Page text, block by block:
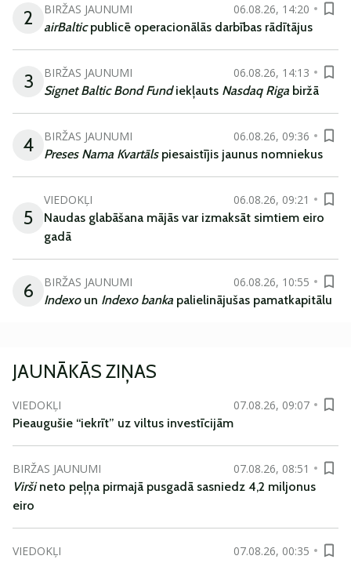
2 BIRŽAS JAUNUMI
06.08.26, 14:20
airBalticpublicē operacionālās darbības rādītājus
3 BIRŽAS JAUNUMI
06.08.26, 14:13
Signet Baltic Bond Fundiekļauts Nasdaq Riga biržā
4 BIRŽAS JAUNUMI
06.08.26, 09:36
Preses Nama Kvartāls piesaistījis jaunus nomniekus
5
VIEDOKĻI
06.08.26, 09:21
Naudas glabāšana mājās var izmaksāt simtiem eiro
gadā
6 BIRŽAS JAUNUMI
06.08.26, 10:55
Indexoun Indexo banka palielinājušas pamatkapitālu
JAUNĀKĀS ZIŅAS
VIEDOKĻI
07.08.26, 09:07
Pieaugušie “iekrīt” uz viltus investīcijām
BIRŽAS JAUNUMI
07.08.26, 08:51
Viršineto peļņa pirmajā pusgadā sasniedz 4,2 miljonus
eiro
VIEDOKĻI
07.08.26, 00:35